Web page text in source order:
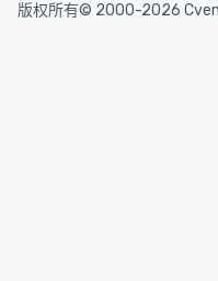
版权所有© 2000-2026